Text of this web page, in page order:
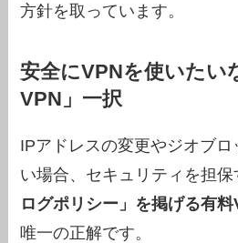
方針を取っています。
安全にVPNを使いたい
VPN」一択
IPアドレスの変更やジオブ
い場合、セキュリティを担
ログポリシー」を掲げる有料
唯一の正解です。